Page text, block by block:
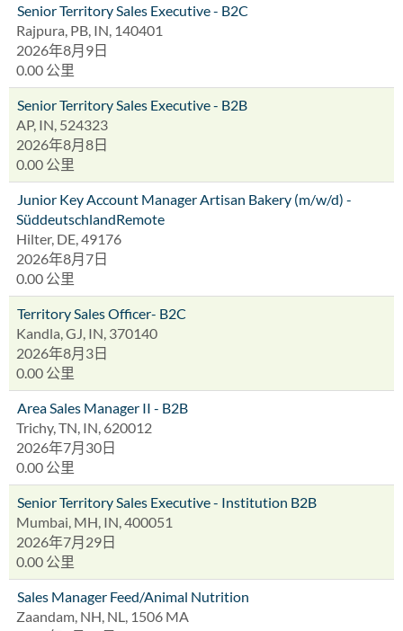
Senior Territory Sales Executive - B2C
Rajpura, PB, IN, 140401
2026年8月9日
0.00 公里
Senior Territory Sales Executive - B2B
AP, IN, 524323
2026年8月8日
0.00 公里
Junior Key Account Manager Artisan Bakery (m/w/d) -
SüddeutschlandRemote
Hilter, DE, 49176
2026年8月7日
0.00 公里
Territory Sales Officer- B2C
Kandla, GJ, IN, 370140
2026年8月3日
0.00 公里
Area Sales Manager II - B2B
Trichy, TN, IN, 620012
2026年7月30日
0.00 公里
Senior Territory Sales Executive - Institution B2B
Mumbai, MH, IN, 400051
2026年7月29日
0.00 公里
Sales Manager Feed/Animal Nutrition
Zaandam, NH, NL, 1506 MA